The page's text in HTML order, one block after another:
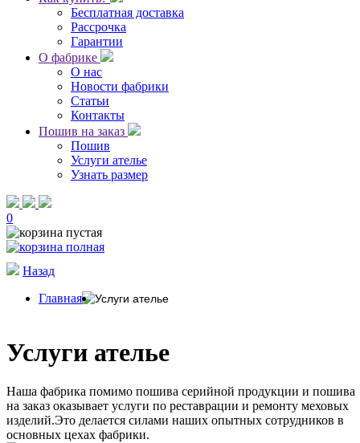
Бесплатная доставка
Рассрочка
Гарантии
О фабрике
О нас
Новости фабрики
Статьи
Контакты
Пошив на заказ
Пошив
Услуги ателье
Узнать размер
0
Назад
Главная
Услуги ателье
Услуги ателье
Наша фабрика помимо пошива серийной продукции и пошива
на заказ оказывает услуги по реставрации и ремонту меховых
изделий.Это делается силами наших опытных сотрудников в
основных цехах фабрики.